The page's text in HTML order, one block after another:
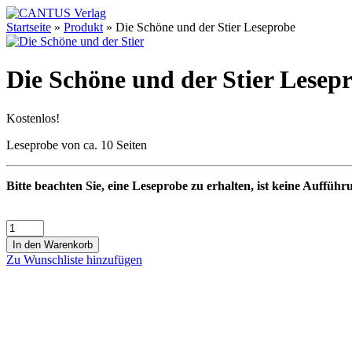
Startseite » Produkt » Die Schöne und der Stier Leseprobe
Die Schöne und der Stier
Kostenlos!
Leseprobe von ca. 10 Seiten
Bitte beachten Sie, eine Leseprobe zu erhalten, ist keine
In den Warenkorb
Zu Wunschliste hinzufügen